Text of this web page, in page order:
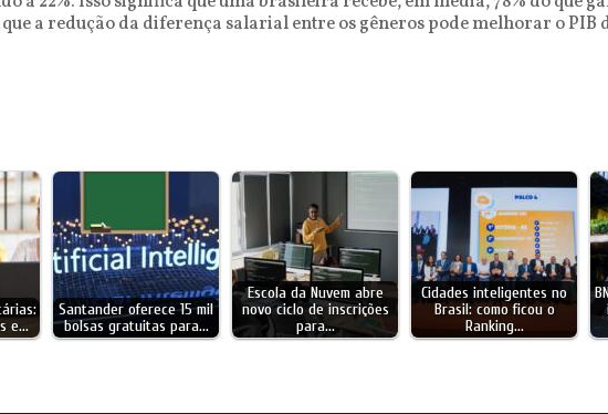
a redução da diferença salarial entre os gêneros pode melhorar o PIB
e…
Santander oferece 15 mil
bolsas gratuitas para…
Escola da Nuvem abre
novo ciclo de inscrições
para…
Cidades inteligentes no
Brasil: como ficou o
Ranking…